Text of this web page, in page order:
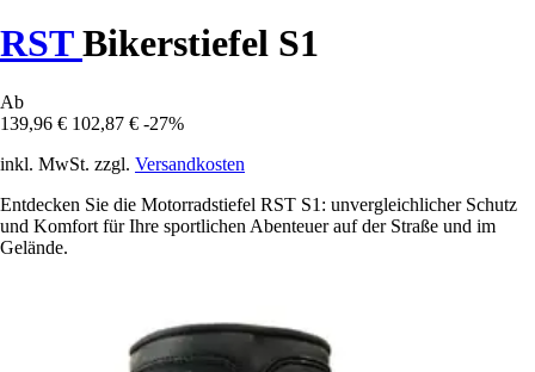
RSTBikerstiefel S1
Ab
139,96 € 102,87 € -27%
inkl. MwSt. zzgl. Versandkosten
Entdecken Sie die Motorradstiefel RST S1: unvergleichlicher Schutz
und Komfort für Ihre sportlichen Abenteuer auf der Straße und im
Gelände.